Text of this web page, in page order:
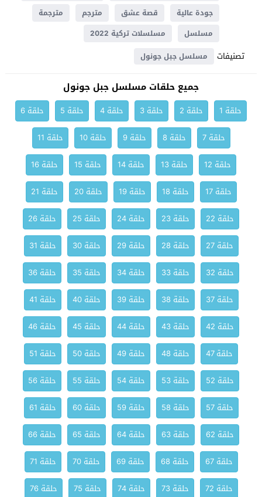
جودة عالية
قصة عشق مترجم
مترجمة
مسلسل
مسلسلات تركية 2022
تصنيفات مسلسل جبل جونول
جميع حلقات مسلسل جبل جونول
حلقة 1 حلقة 2 حلقة 3 حلقة 4 حلقة 5
حلقة 6
حلقة 7
حلقة 8 حلقة 9 حلقة 10
حلقة 11
حلقة 12
حلقة 13 حلقة 14 حلقة 15
حلقة 16
حلقة 17
حلقة 18 حلقة 19 حلقة 20
حلقة 21
حلقة 22
حلقة 23 حلقة 24 حلقة 25
حلقة 26
حلقة 27
حلقة 28 حلقة 29 حلقة 30
حلقة 31
حلقة 32
حلقة 33 حلقة 34 حلقة 35
حلقة 36
حلقة 37
حلقة 38 حلقة 39 حلقة 40
حلقة 41
حلقة 42
حلقة 43 حلقة 44 حلقة 45
حلقة 46
حلقة 47
حلقة 48 حلقة 49 حلقة 50
حلقة 51
حلقة 52
حلقة 53 حلقة 54 حلقة 55
حلقة 56
حلقة 57
حلقة 58 حلقة 59 حلقة 60
حلقة 61
حلقة 62
حلقة 63 حلقة 64 حلقة 65
حلقة 66
حلقة 67
حلقة 68 حلقة 69 حلقة 70
حلقة 71
حلقة 72
حلقة 73 حلقة 74 حلقة 75
حلقة 76